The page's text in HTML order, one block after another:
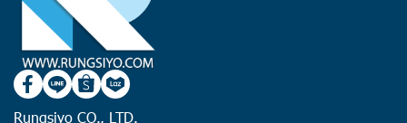
Rungsiyo CO., LTD.